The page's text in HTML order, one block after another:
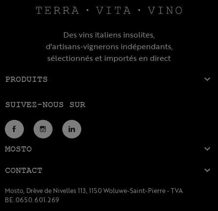
Des vins italiens insolites,
d'artisans-vignerons indépendants,
sélectionnés et importés en direct
PRODUITS 
SUIVEZ-NOUS SUR
FacebookInstagramLinkedIn
MOSTO 
CONTACT 
Mosto, Drève de Nivelles 113, 1150 Woluwe-Saint-Pierre - TVA
BE.0650.601.269